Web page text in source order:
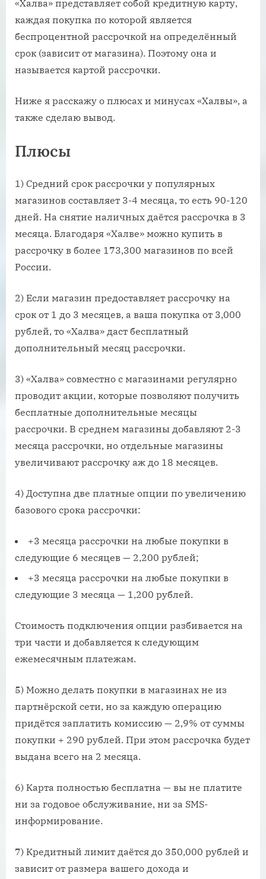
«Халва» представляет собой кредитную карту,
каждая покупка по которой является
беспроцентной рассрочкой на определённый
срок (зависит от магазина). Поэтому она и
называется картой рассрочки.
Ниже я расскажу о плюсах и минусах «Халвы», а
также сделаю вывод.
Плюсы
1) Средний срок рассрочки у популярных
магазинов составляет 3-4 месяца, то есть 90-120
дней. На снятие наличных даётся рассрочка в 3
месяца. Благодаря «Халве» можно купить в
рассрочку в более 173,300 магазинов по всей
России.
2) Если магазин предоставляет рассрочку на
срок от 1 до 3 месяцев, а ваша покупка от 3,000
рублей, то «Халва» даст бесплатный
дополнительный месяц рассрочки.
3) «Халва» совместно с магазинами регулярно
проводит акции, которые позволяют получить
бесплатные дополнительные месяцы
рассрочки. В среднем магазины добавляют 2-3
месяца рассрочки, но отдельные магазины
увеличивают рассрочку аж до 18 месяцев.
4) Доступна две платные опции по увеличению
базового срока рассрочки:
+3 месяца рассрочки на любые покупки в
следующие 6 месяцев — 2,200 рублей;
+3 месяца рассрочки на любые покупки в
следующие 3 месяца — 1,200 рублей.
Стоимость подключения опции разбивается на
три части и добавляется к следующим
ежемесячным платежам.
5) Можно делать покупки в магазинах не из
партнёрской сети, но за каждую операцию
придётся заплатить комиссию — 2,9% от суммы
покупки + 290 рублей. При этом рассрочка будет
выдана всего на 2 месяца.
6) Карта полностью бесплатна — вы не платите
ни за годовое обслуживание, ни за SMS-
информирование.
7) Кредитный лимит даётся до 350,000 рублей и
зависит от размера вашего дохода и